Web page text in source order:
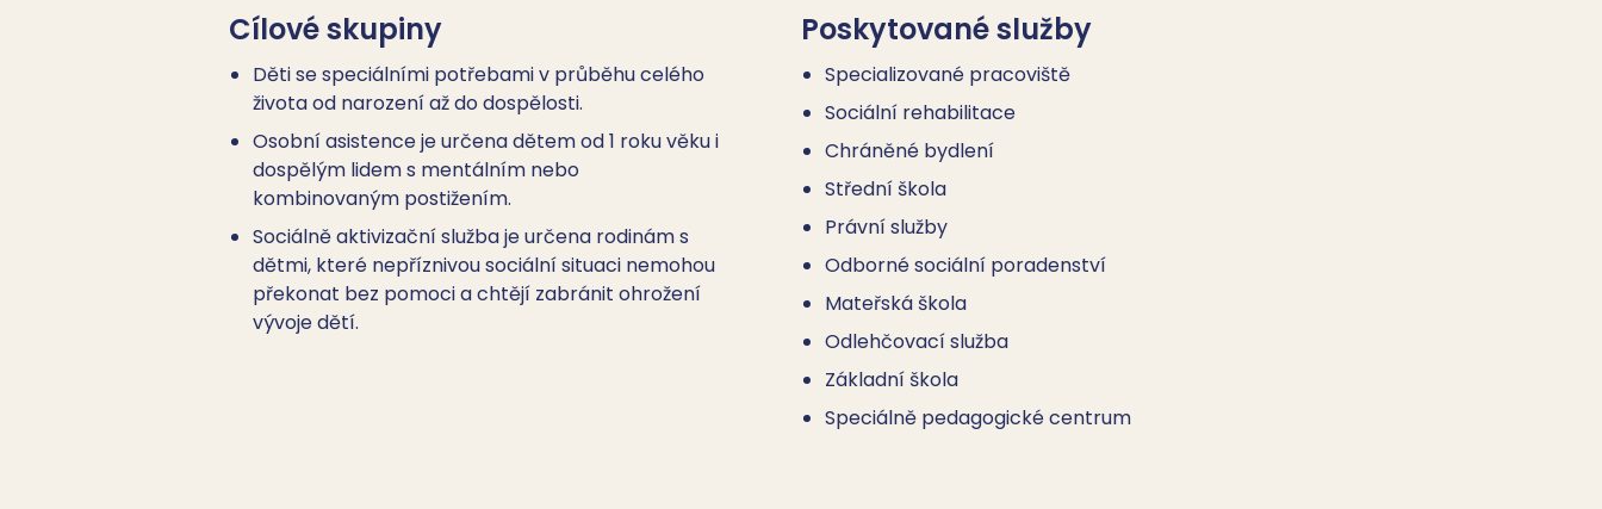
Cílové skupiny
Děti se speciálními potřebami v průběhu celého
života od narození až do dospělosti.
Osobní asistence je určena dětem od 1 roku věku i
dospělým lidem s mentálním nebo
kombinovaným postižením.
Sociálně aktivizační služba je určena rodinám s
dětmi, které nepříznivou sociální situaci nemohou
překonat bez pomoci a chtějí zabránit ohrožení
vývoje dětí.
Poskytované služby
Specializované pracoviště
Sociální rehabilitace
Chráněné bydlení
Střední škola
Právní služby
Odborné sociální poradenství
Mateřská škola
Odlehčovací služba
Základní škola
Speciálně pedagogické centrum